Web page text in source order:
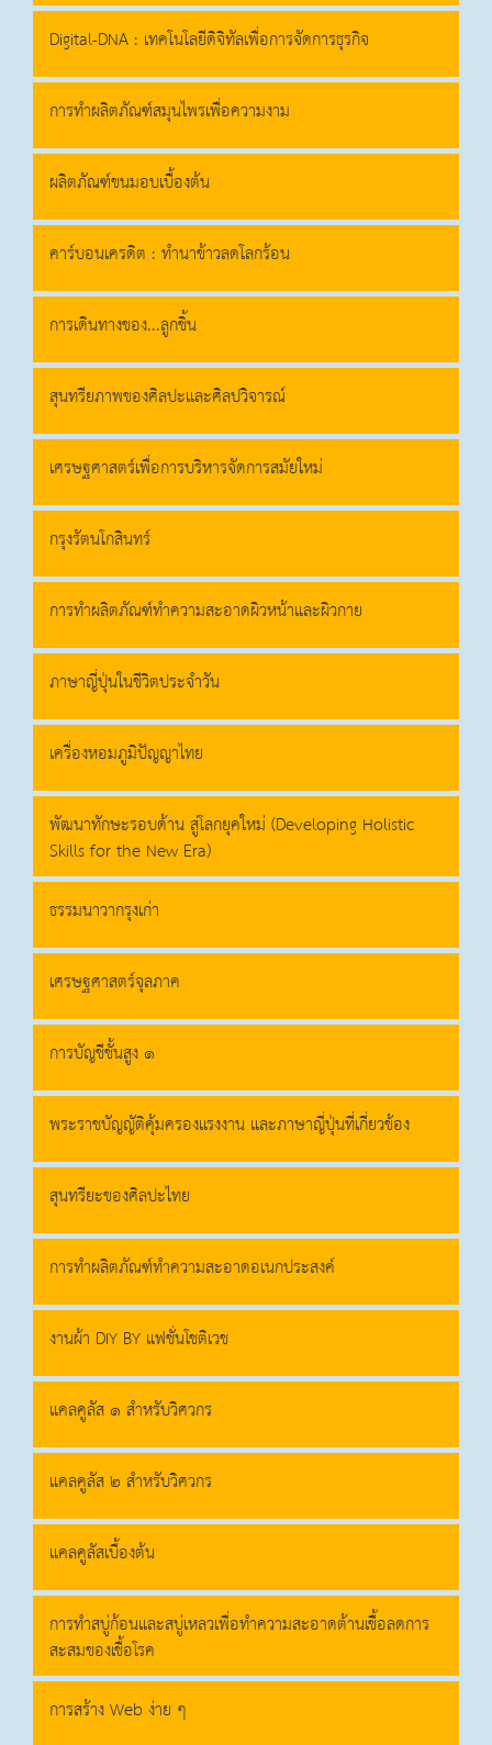
Digital-DNA : เทคโนโลยีดิจิทัลเพื่อการจัดการธุรกิจ
การทำผลิตภัณฑ์สมุนไพรเพื่อความงาม
ผลิตภัณฑ์ขนมอบเบื้องต้น
คาร์บอนเครดิต : ทำนาข้าวลดโลกร้อน
การเดินทางของ...ลูกชิ้น
สุนทรียภาพของศิลปะและศิลปวิจารณ์
เศรษฐศาสตร์เพื่อการบริหารจัดการสมัยใหม่
กรุงรัตนโกสินทร์
การทำผลิตภัณฑ์ทำความสะอาดผิวหน้าและผิวกาย
ภาษาญี่ปุ่นในชีวิตประจำวัน
เครื่องหอมภูมิปัญญาไทย
พัฒนาทักษะรอบด้าน สู่โลกยุคใหม่ (Developing Holistic
Skills for the New Era)
ธรรมนาวากรุงเก่า
เศรษฐศาสตร์จุลภาค
การบัญชีชั้นสูง ๑
พระราชบัญญัติคุ้มครองแรงงาน และภาษาญี่ปุ่นที่เกี่ยวข้อง
สุนทรียะของศิลปะไทย
การทำผลิตภัณฑ์ทำความสะอาดอเนกประสงค์
งานผ้า DIY BY แฟชั่นโชติเวช
แคลคูลัส ๑ สำหรับวิศวกร
แคลคูลัส ๒ สำหรับวิศวกร
แคลคูลัสเบื้องต้น
การทำสบู่ก้อนและสบู่เหลวเพื่อทำความสะอาดต้านเชื้อลดการ
สะสมของเชื้อโรค
การสร้าง Web ง่าย ๆ